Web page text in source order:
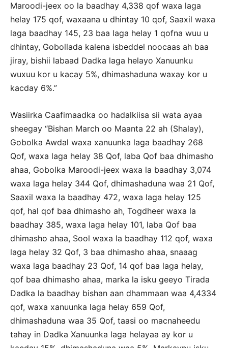
Maroodi-jeex oo la baadhay 4,338 qof waxa laga
helay 175 qof, waxaana u dhintay 10 qof, Saaxil waxa
laga baadhay 145, 23 baa laga helay 1 qofna wuu u
dhintay, Gobollada kalena isbeddel noocaas ah baa
jiray, bishii labaad Dadka laga helayo Xanuunku
wuxuu kor u kacay 5%, dhimashaduna waxay kor u
kacday 6%.”
Wasiirka Caafimaadka oo hadalkiisa sii wata ayaa
sheegay “Bishan March oo Maanta 22 ah (Shalay),
Gobolka Awdal waxa xanuunka laga baadhay 268
Qof, waxa laga helay 38 Qof, laba Qof baa dhimasho
ahaa, Gobolka Maroodi-jeex waxa la baadhay 3,074
waxa laga helay 344 Qof, dhimashaduna waa 21 Qof,
Saaxil waxa la baadhay 472, waxa laga helay 125
qof, hal qof baa dhimasho ah, Togdheer waxa la
baadhay 385, waxa laga helay 101, laba Qof baa
dhimasho ahaa, Sool waxa la baadhay 112 qof, waxa
laga helay 32 Qof, 3 baa dhimasho ahaa, snaaag
waxa laga baadhay 23 Qof, 14 qof baa laga helay,
qof baa dhimasho ahaa, marka la isku geeyo Tirada
Dadka la baadhay bishan aan dhammaan waa 4,4334
qof, waxa xanuunka laga helay 659 Qof,
dhimashaduna waa 35 Qof, taasi oo macnaheedu
tahay in Dadka Xanuunka laga helayaa ay kor u